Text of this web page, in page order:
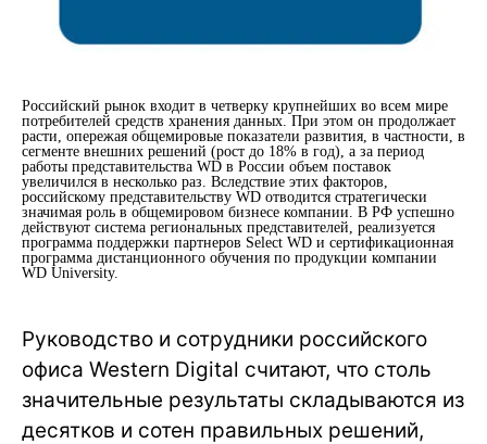
Российский рынок входит в четверку крупнейших во всем мире
потребителей средств хранения данных. При этом он продолжает
расти, опережая общемировые показатели развития, в частности, в
сегменте внешних решений (рост до 18% в год), а за период
работы представительства WD в России объем поставок
увеличился в несколько раз. Вследствие этих факторов,
российскому представительству WD отводится стратегически
значимая роль в общемировом бизнесе компании. В РФ успешно
действуют система региональных представителей, реализуется
программа поддержки партнеров Select WD и сертификационная
программа дистанционного обучения по продукции компании
WD University.
Руководство и сотрудники российского
офиса Western Digital считают, что столь
значительные результаты складываются из
десятков и сотен правильных решений,